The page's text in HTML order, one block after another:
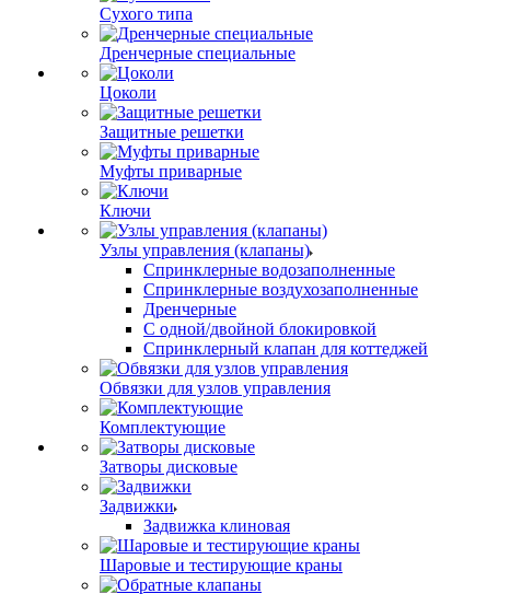
Сухого типа
Дренчерные специальные
Цоколи
Защитные решетки
Муфты приварные
Ключи
Узлы управления (клапаны)
Спринклерные водозаполненные
Спринклерные воздухозаполненные
Дренчерные
С одной/двойной блокировкой
Спринклерный клапан для коттеджей
Обвязки для узлов управления
Комплектующие
Затворы дисковые
Задвижки
Задвижка клиновая
Шаровые и тестирующие краны